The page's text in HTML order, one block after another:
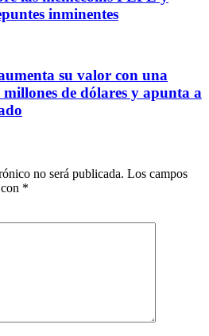
inminentes
su valor con una
de dólares y apunta a
no será publicada. Los campos
*